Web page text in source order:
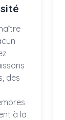
des
à la